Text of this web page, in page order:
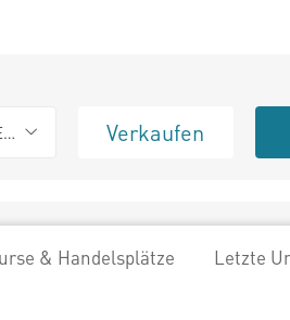
Verkaufen
& Handelsplätze Letzte